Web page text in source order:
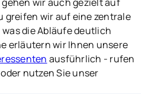
greifen wir auf eine zentrale
die Abläufe deutlich
erläutern wir Ihnen unsere
ausführlich - rufen
nutzen Sie unser